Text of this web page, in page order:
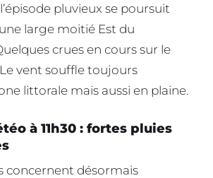
l’épisode pluvieux se poursuit
large moitié Est du
crues en cours sur le
Le vent souffle toujours
littorale mais aussi en plaine.
à 11h30 : fortes pluies
concernent désormais